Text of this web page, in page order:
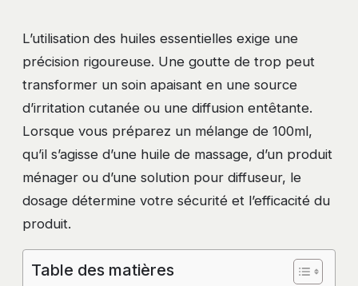
L’utilisation des huiles essentielles exige une
précision rigoureuse. Une goutte de trop peut
transformer un soin apaisant en une source
d’irritation cutanée ou une diffusion entêtante.
Lorsque vous préparez un mélange de 100ml,
qu’il s’agisse d’une huile de massage, d’un produit
ménager ou d’une solution pour diffuseur, le
dosage détermine votre sécurité et l’efficacité du
produit.
Table des matières